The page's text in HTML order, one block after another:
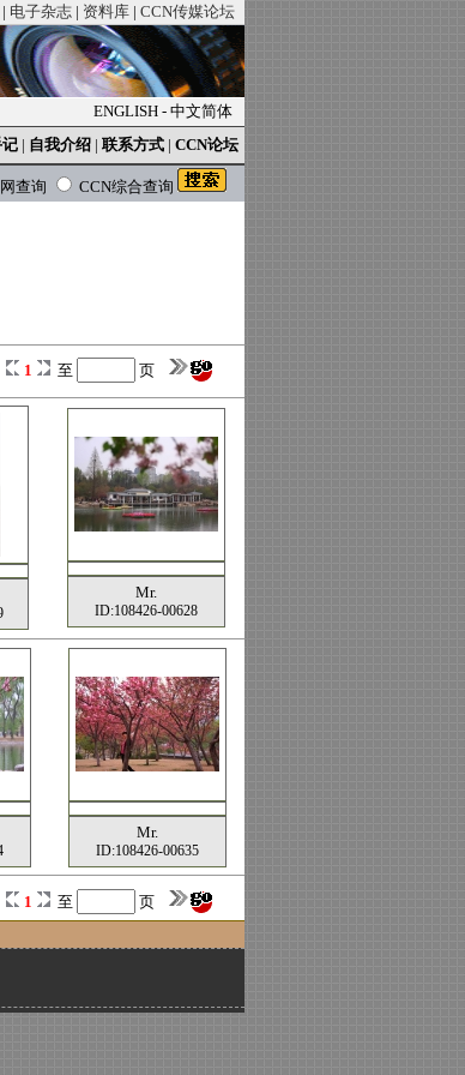
| 电子杂志 | 资料库 | CCN传媒论坛
ENGLISH - 中文简体
| 自我介绍 | 联系方式 | CCN论坛
查询 CCN综合查询
1 至 页
Mr.
ID:108426-00628
Mr.
ID:108426-00635
1 至
页